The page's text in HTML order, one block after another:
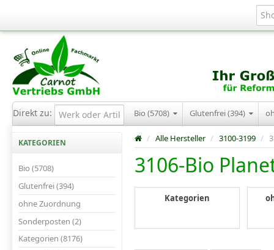
Direkt zu: Bio (5708) Glutenfrei (394)
KATEGORIEN
Bio (5708)
Glutenfrei (394)
ohne Zuordnung
Sonderposten (2)
Kategorien (8176)
/ Alle Hersteller / 3100-3199 /
3106-Bio
Kategorien